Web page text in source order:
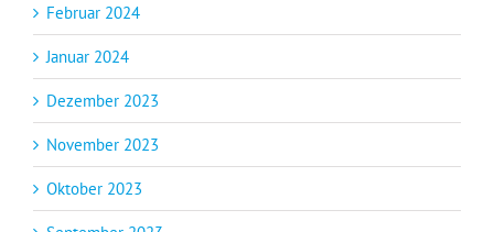
Februar 2024
Januar 2024
Dezember 2023
November 2023
Oktober 2023